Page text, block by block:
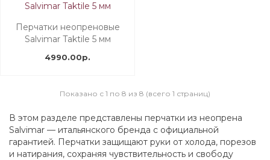
Перчатки неопреновые
Salvimar Taktile 5 мм
4990.00р.
Показано с 1 по 8 из 8 (всего 1 страниц)
В этом разделе представлены перчатки из неопрена
Salvimar — итальянского бренда с официальной
гарантией. Перчатки защищают руки от холода, порезов
и натирания, сохраняя чувствительность и свободу